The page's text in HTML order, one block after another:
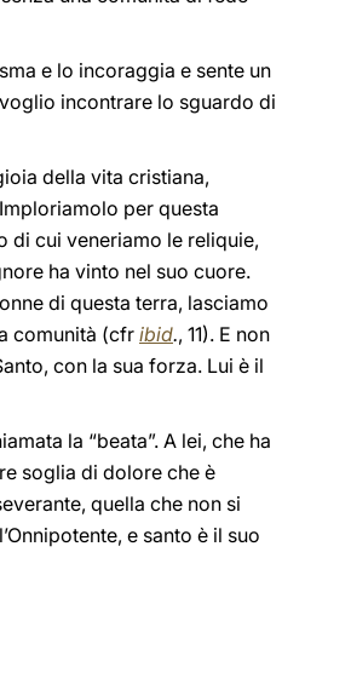
e lo incoraggia e sente un
incontrare lo sguardo di
della vita cristiana,
per questa
di cui veneriamo le reliquie,
ha vinto nel suo cuore.
di questa terra, lasciamo
comunità (cfr ibid., 11). E non
con la sua forza. Lui è il
la “beata”. A lei, che ha
soglia di dolore che è
quella che non si
e santo è il suo